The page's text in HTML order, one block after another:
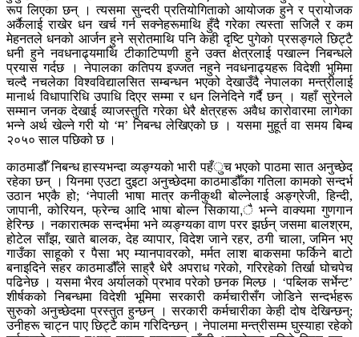
रूप लिएका छन् । त्यसमा सुन्दरी प्रतियोगिताको आयोजक हुने र प्रायोजक
अर्कैलाई राखेर धन खर्च गर्न सक्नेहरूमाथि हुँदै गरेका त्यस्ता सजिलै र कम
मेहनतले धनको आर्जन हुने स्रोतमाथि पनि केही दृष्टि पुगेको प्रसङ्गले छिट्टै
धनी हुने नवधनाढ्यमाथि टीकाटिप्पणी हुने उक्त क्षेत्रलाई पखाल्न निबन्धले
प्रयास गर्दछ । नेपालका कतिपय इज्जत नहुने नवधनाढ्यहरू विदेशी भुमिमा
चल्दै नचलेका विश्वविद्यालसित सम्बन्धन भएको देखाउँदै नेपालका मन्त्रीलाई
मानार्थ विधापारिधि उपाधि दिएर सम्मा र धन लिनेदिने गर्दै छन् । यहाँ सुरेनले
सम्मान जनक देखाई व्याजस्तुति गरेका धेरै क्षेत्रहरू अवैध कारोवारमा लागेका
भन्ने अर्थ खेल्ने गरी यो ‘म’ निबन्ध लेखिएको छ । यसमा मुहूर्त वा समय बिम्ब
२०५० साल पछिको छ ।
काठमाडौँ निबन्ध हास्यभन्दा व्यङ्ग्यको भारी पहँुच भएको पाठमा सात अनुच्छेद
रहेका छन् । यिनमा एउटा दुइटा अनुच्छेदमा काठमाडौँका गतिला कामको सन्दर्भ
उठान भएकै हो; ‘नेपाली भाषा मात्र कनीकुथी बोल्नेलाई अङ्ग्रेजी, हिन्दी,
जापानी, कोरियन, फ्रेन्च आदि भाषा बोल्न सिकाया,ै भन्ने वाक्यमा गुणगान
हेरिन्छ । नकारात्मक सन्दर्भमा भने व्यङ्ग्यका वाण परर झर्छन् जसमा बालश्रम,
होटेल साँझ, खाते बालक, देह व्यापार, विदेश जाने रहर, ठगी चाला, जमिन भए
गाउँका साहूको र पैसा भए म्यानपावरको, मर्मत लाश बाकसमा फर्किने बाटो
बनाइदिने सहर काठमाडौँले साह्रै धेरै अपराध गरेको, गरिरहेको तिर्खा घोचपेच
पढिनेछ । यसमा भैरव अर्यालको प्रभाव परेको छनक मिल्छ । ‘पब्लिक सर्भेन्ट’
शीर्षकको निबन्धमा विदेशी भूमिमा सरकारी कर्मचारीसँग जोडिने सन्दर्भहरू
सुरुको अनुच्छेदमा प्रस्तुत हुन्छन् । सरकारी कर्मचारीका केही दोष देखिन्छन्;
उनीहरू चाट्न पाए छिट्टै काम गरिदिन्छन् । नेपालमा मन्त्रीसम्म घुस्याहा रहेको